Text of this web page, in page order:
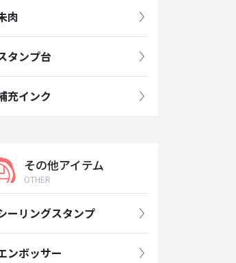
肉
タンプ台
充インク
その他アイテム
OTHER
ーリングスタンプ
ンボッサー